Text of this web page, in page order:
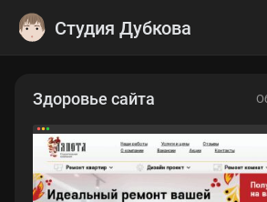
Студия Дубкова
Здоровье сайта